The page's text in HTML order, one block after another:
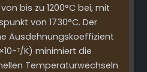
bis zu 1200°C bei, mit
von 1730°C. Der
Ausdehnungskoeffizient
⁷/K) minimiert die
Temperaturwechseln